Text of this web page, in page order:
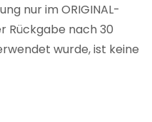
nur im ORIGINAL-
Rückgabe nach 30
wurde, ist keine